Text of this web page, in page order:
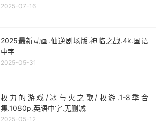
2025-07-16
2025最新动画.仙逆剧场版.神临之战.4k.国语
中字
2025-05-31
权力的游戏/冰与火之歌/权游.1-8季合
集.1080p.英语中字.无删减
2025-05-12